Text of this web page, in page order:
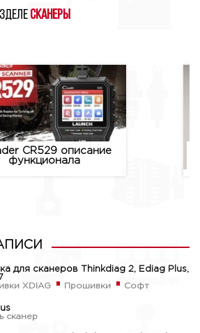
Сканеры
CR529 описание
функционала
для сканеров Thinkdiag 2, Ediag Plus,
XDIAG
Прошивки Софт
сканер